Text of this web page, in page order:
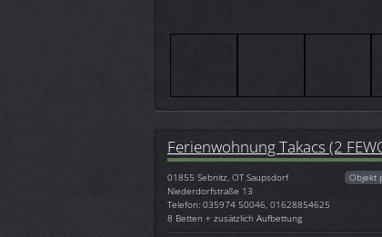
Ferienwohnung Takacs (2
01855 Sebnitz, OT Saupsdorf
Niederdorfstraße 13
Telefon: 035974 50046, 01628854625
8 Betten + zusätzlich Aufbettung
Objekt